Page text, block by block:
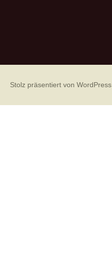
Stolz präsentiert von WordPress